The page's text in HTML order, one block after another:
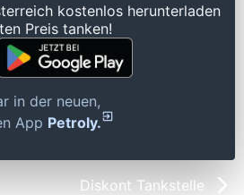
kostenlos herunterladen
Preis tanken!
in der neuen,
App Petroly.
Diskont Tankstelle